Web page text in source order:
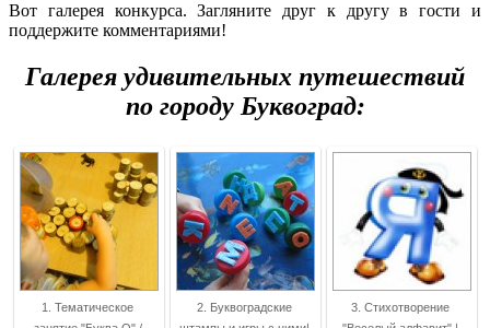
Вот галерея конкурса. Загляните друг к другу в гости и
поддержите комментариями!
Галерея удивительных путешествий
по городу Буквоград:
1. Тематическое
2. Буквоградские
3. Стихотворение